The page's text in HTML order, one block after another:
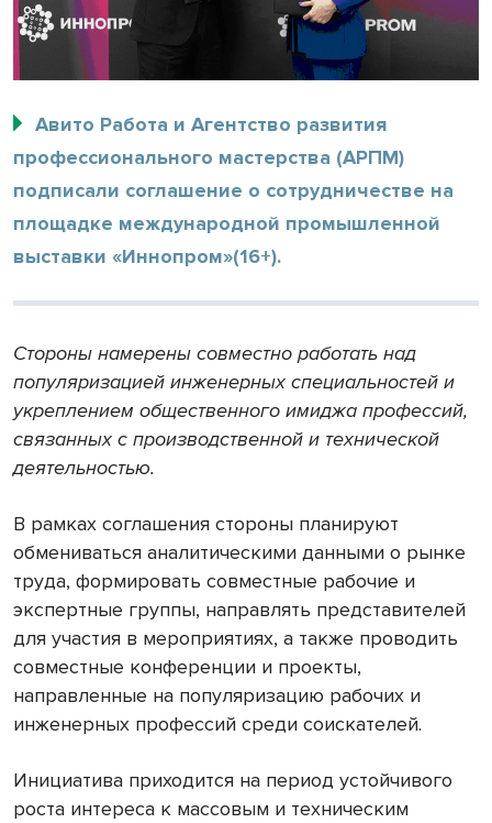
Авито Работа и Агентство развития
профессионального мастерства (АРПМ)
подписали соглашение о сотрудничестве на
площадке международной промышленной
выставки «Иннопром»(16+).
Стороны намерены совместно работать над
популяризацией инженерных специальностей и
укреплением общественного имиджа профессий,
связанных с производственной и технической
деятельностью.
В рамках соглашения стороны планируют
обмениваться аналитическими данными о рынке
труда, формировать совместные рабочие и
экспертные группы, направлять представителей
для участия в мероприятиях, а также проводить
совместные конференции и проекты,
направленные на популяризацию рабочих и
инженерных профессий среди соискателей.
Инициатива приходится на период устойчивого
роста интереса к массовым и техническим